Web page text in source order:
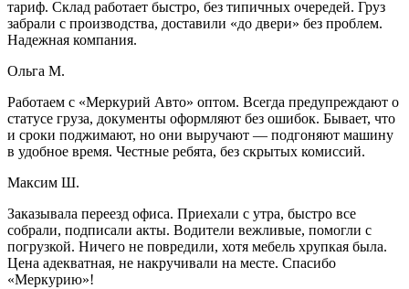
тариф. Склад работает быстро, без типичных очередей. Груз
забрали с производства, доставили «до двери» без проблем.
Надежная компания.
Ольга М.
Работаем с «Меркурий Авто» оптом. Всегда предупреждают о
статусе груза, документы оформляют без ошибок. Бывает, что
и сроки поджимают, но они выручают — подгоняют машину
в удобное время. Честные ребята, без скрытых комиссий.
Максим Ш.
Заказывала переезд офиса. Приехали с утра, быстро все
собрали, подписали акты. Водители вежливые, помогли с
погрузкой. Ничего не повредили, хотя мебель хрупкая была.
Цена адекватная, не накручивали на месте. Спасибо
«Меркурию»!